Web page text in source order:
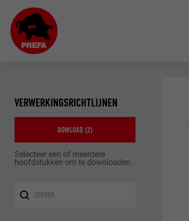
VERWERKINGSRICHTLIJNEN
DOWLOAD (2)
Selecteer een of meerdere
hoofdstukken om te downloaden.